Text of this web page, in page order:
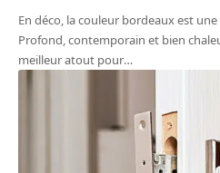
En déco, la couleur bordeaux est
Profond, contemporain et bien
meilleur atout pour…